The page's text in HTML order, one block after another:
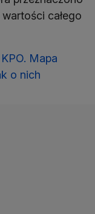
całego
Mapa
o nich